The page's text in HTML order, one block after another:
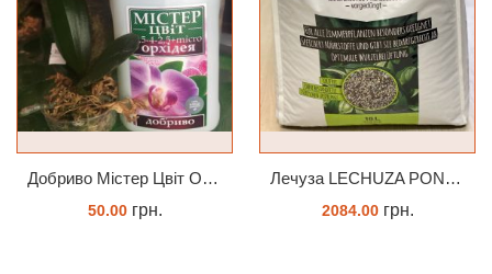
Добриво Містер Цвіт Орхідея
Лечуза LECHUZA PON 18 літрів